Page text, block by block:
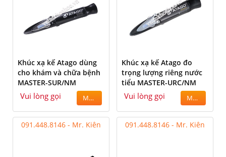
Khúc xạ kế Atago dùng
cho khám và chữa bệnh
MASTER-SUR/NM
Vui lòng gọi MUA
Khúc xạ kế Atago đo
trọng lượng riêng nước
tiểu MASTER-URC/NM
Vui lòng gọi MUA
091.448.8146 - Mr. Kiên 091.448.8146 - Mr. Kiên